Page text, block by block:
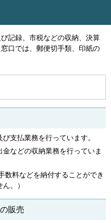
記録、市税などの収納、決算
口では、郵便切手類、印紙の
支払業務を行っています。
などの収納業務を行っていま
料などを納付することができ
。）
販売